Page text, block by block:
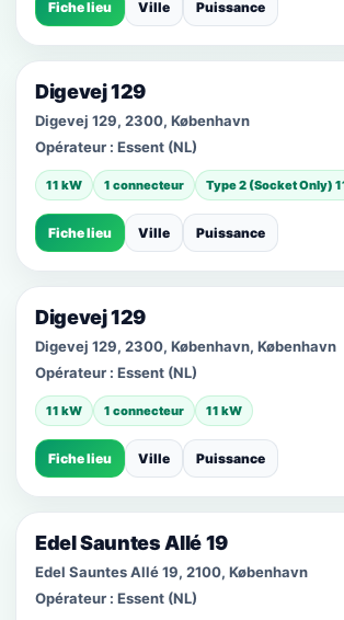
Fiche lieu Ville Puissance
Digevej 129
Digevej 129, 2300, København
Opérateur : Essent (NL)
11 kW 1 connecteur Type 2 (Socket Only)
Fiche lieu Ville Puissance
Digevej 129
Digevej 129, 2300, København, København
Opérateur : Essent (NL)
11 kW 1 connecteur 11 kW
Fiche lieu Ville Puissance
Edel Sauntes Allé 19
Edel Sauntes Allé 19, 2100, København
Opérateur : Essent (NL)